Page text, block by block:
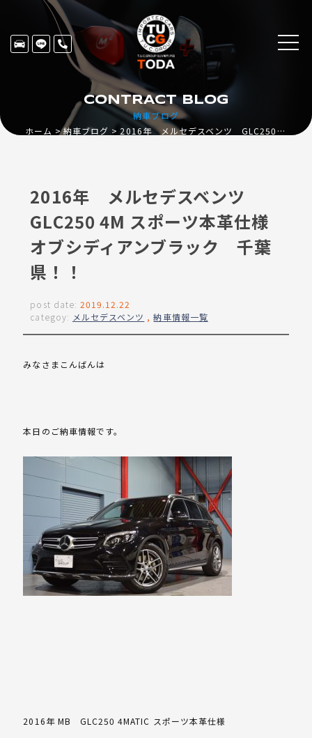
納車ブログ
CONTRACT BLOG
ホーム 納車ブログ 2016年 メルセデスベンツ GLC250 4M スポーツ本革仕様 オブシディアンブラック 千葉県！！
2016年 メルセデスベンツ
GLC250 4M スポーツ本革仕様
オブシディアンブラック 千葉
県！！
post date: 2019.12.22
categoy: メルセデスベンツ ,納車情報一覧
みなさまこんばんは
本日のご納車情報です。
2016年 MB GLC250 4MATIC スポーツ本革仕様